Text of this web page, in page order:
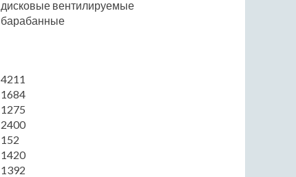
дисковые вентилируемые
барабанные
4211
1684
1275
2400
152
1420
1392